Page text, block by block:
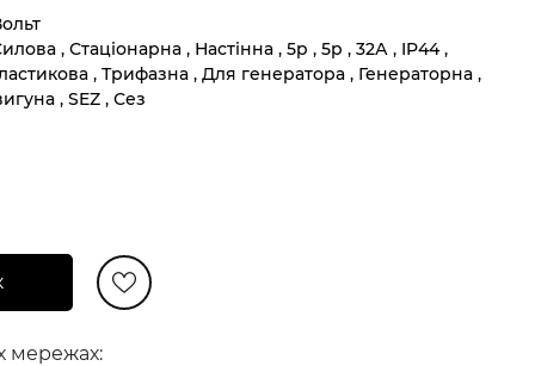
, Стаціонарна , Настінна , 5p , 5р , 32А , IP44 ,
, Трифазна , Для генератора , Генераторна ,
, SEZ , Сез
мережах: